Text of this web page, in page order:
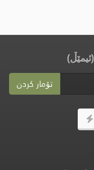
تۆمار کردن